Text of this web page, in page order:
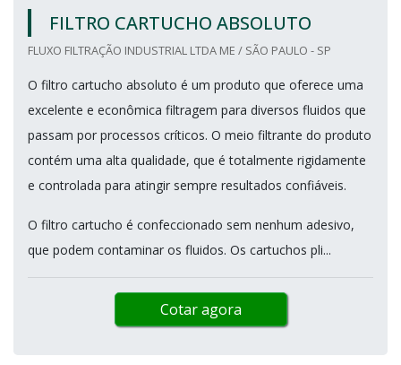
FILTRO CARTUCHO ABSOLUTO
FLUXO FILTRAÇÃO INDUSTRIAL LTDA ME / SÃO PAULO - SP
O filtro cartucho absoluto é um produto que oferece uma
excelente e econômica filtragem para diversos fluidos que
passam por processos críticos. O meio filtrante do produto
contém uma alta qualidade, que é totalmente rigidamente
e controlada para atingir sempre resultados confiáveis.
O filtro cartucho é confeccionado sem nenhum adesivo,
que podem contaminar os fluidos. Os cartuchos pli...
Cotar agora